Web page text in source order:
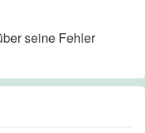
seine Fehler